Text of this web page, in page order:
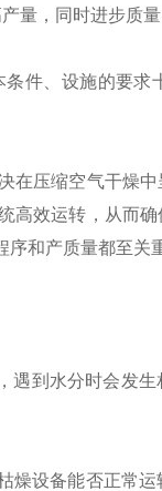
量，同时进步质量
件、设施的要
在压缩空气干燥
高效运转，从而
和产质量都至关
到水分时会发
设备能否正常